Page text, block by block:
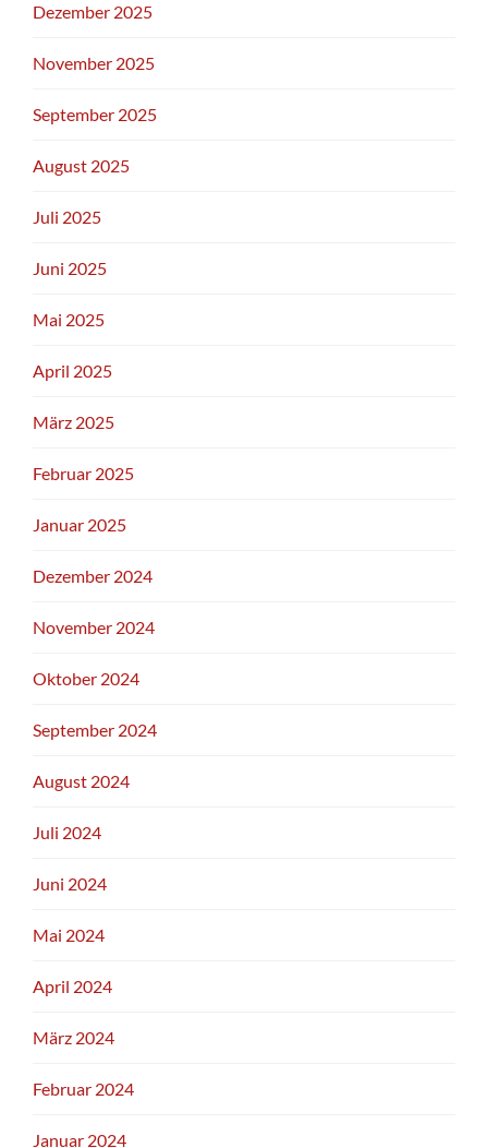
Dezember 2025
November 2025
September 2025
August 2025
Juli 2025
Juni 2025
Mai 2025
April 2025
März 2025
Februar 2025
Januar 2025
Dezember 2024
November 2024
Oktober 2024
September 2024
August 2024
Juli 2024
Juni 2024
Mai 2024
April 2024
März 2024
Februar 2024
Januar 2024